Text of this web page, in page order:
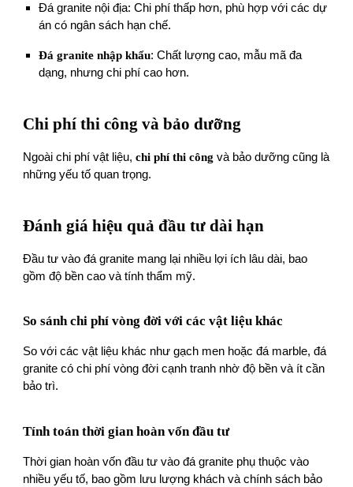
Đá granite nội địa: Chi phí thấp hơn, phù hợp với các dự
án có ngân sách hạn chế.
Đá granite nhập khẩu: Chất lượng cao, mẫu mã đa
dạng, nhưng chi phí cao hơn.
Chi phí thi công và bảo dưỡng
Ngoài chi phí vật liệu,chi phí thi công và bảo dưỡng cũng là
những yếu tố quan trọng.
Đánh giá hiệu quả đầu tư dài hạn
Đầu tư vào đá granite mang lại nhiều lợi ích lâu dài, bao
gồm độ bền cao và tính thẩm mỹ.
So sánh chi phí vòng đời với các vật liệu khác
So với các vật liệu khác như gạch men hoặc đá marble, đá
granite có chi phí vòng đời cạnh tranh nhờ độ bền và ít cần
bảo trì.
Tính toán thời gian hoàn vốn đầu tư
Thời gian hoàn vốn đầu tư vào đá granite phụ thuộc vào
nhiều yếu tố, bao gồm lưu lượng khách và chính sách bảo